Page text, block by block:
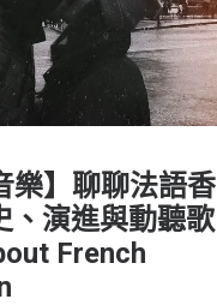
樂】聊聊法語香
、演進與動聽歌
French